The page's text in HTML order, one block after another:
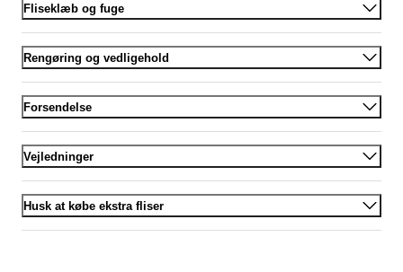
Fliseklæb og fuge
Rengøring og vedligehold
Forsendelse
Vejledninger
Husk at købe ekstra fliser